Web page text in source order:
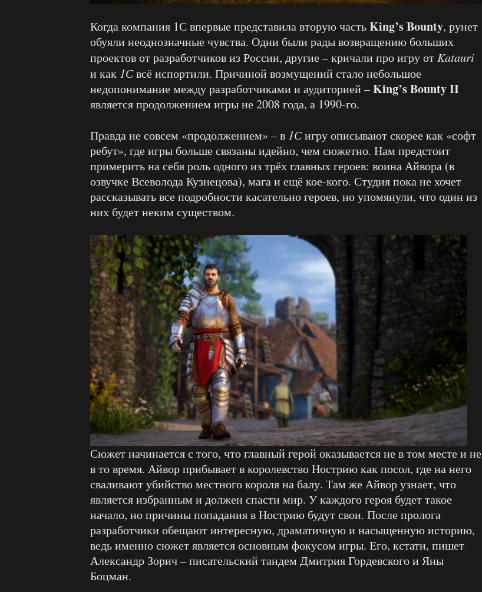
Когда компания 1С впервые представила вторую частьKing’s Bounty, рунет
обуяли неоднозначные чувства. Одни были рады возвращению больших
проектов от разработчиков из России, другие – кричали про игру от Katauri
и как 1Свсё испортили. Причиной возмущений стало небольшое
недопонимание между разработчиками и аудиторией –King’s Bounty II
является продолжением игры не 2008 года, а 1990-го.
Правда не совсем «продолжением» – в 1Сигру описывают скорее как «софт
ребут», где игры больше связаны идейно, чем сюжетно. Нам предстоит
примерить на себя роль одного из трёх главных героев: воина Айвора (в
озвучке Всеволода Кузнецова), мага и ещё кое-кого. Студия пока не хочет
рассказывать все подробности касательно героев, но упомянули, что один из
них будет неким существом.
Сюжет начинается с того, что главный герой оказывается не в том месте и не
в то время. Айвор прибывает в королевство Нострию как посол, где на него
сваливают убийство местного короля на балу. Там же Айвор узнает, что
является избранным и должен спасти мир. У каждого героя будет такое
начало, но причины попадания в Нострию будут свои. После пролога
разработчики обещают интересную, драматичную и насыщенную историю,
ведь именно сюжет является основным фокусом игры. Его, кстати, пишет
Александр Зорич – писательский тандем Дмитрия Гордевского и Яны
Боцман.